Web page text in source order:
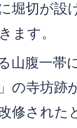
堀切が設
ます。
山腹一帯
の寺坊跡
修された